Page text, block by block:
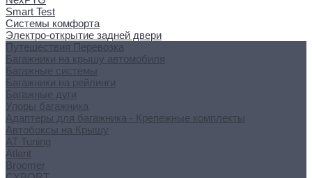
Smart Test
Системы комфорта
Электро-открытие задней двери
Путешествия Перевозка
Багажники на крышу автомобиля
Багажные системы
Багажники на рейлинги
Багажные дуги
Упоры багажника
Адаптеры для багажника - Крепежные комплекты
Автобоксы на Крышу
AT Tuning
Atlant
Broomer